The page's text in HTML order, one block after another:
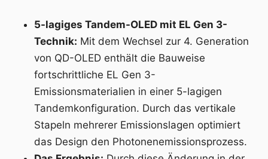
5-lagiges Tandem-OLED mit EL Gen 3-
Technik: Mit dem Wechsel zur 4. Generation
von QD-OLED enthält die Bauweise
fortschrittliche EL Gen 3-
Emissionsmaterialien in einer 5-lagigen
Tandemkonfiguration. Durch das vertikale
Stapeln mehrerer Emissionslagen optimiert
das Design den Photonenemissionsprozess.